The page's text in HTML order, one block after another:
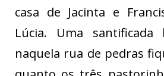
casa de Jacinta e
Lúcia. Uma santificada
naquela rua de pedras